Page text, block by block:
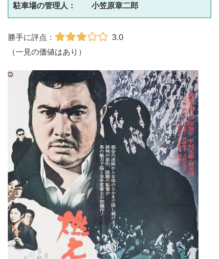
駐車場の管理人：　　小笠原章二郎
勝手に評点： 3.0
（一見の価値はあり）